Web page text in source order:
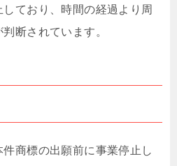
ており、時間の経過より周
断されています。
商標の出願前に事業停止し